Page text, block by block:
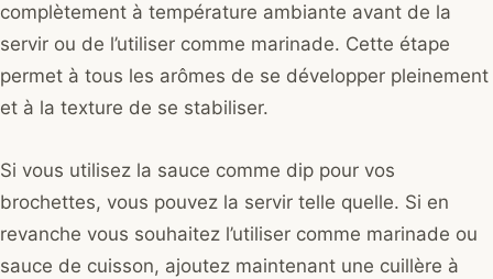
complètement à température ambiante avant de la
servir ou de l’utiliser comme marinade. Cette étape
permet à tous les arômes de se développer pleinement
et à la texture de se stabiliser.
Si vous utilisez la sauce comme dip pour vos
brochettes, vous pouvez la servir telle quelle. Si en
revanche vous souhaitez l’utiliser comme marinade ou
sauce de cuisson, ajoutez maintenant une cuillère à